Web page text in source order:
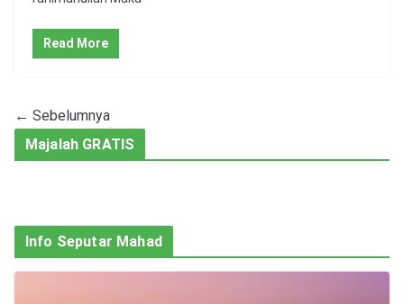
Read More
← Sebelumnya
Majalah GRATIS
Info Seputar Mahad